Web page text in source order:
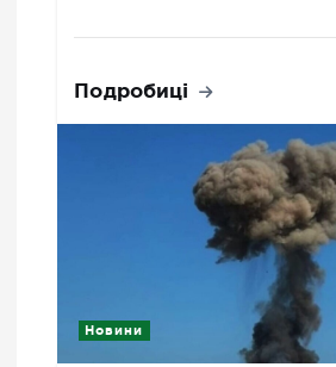
Подробиці
Новини